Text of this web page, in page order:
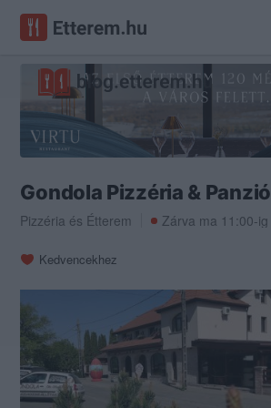
Gondola Pizzéria & Panzió
Pizzéria és Étterem Zárva ma 11:00-ig
Kedvencekhez